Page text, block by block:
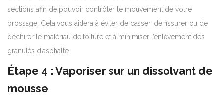
sections afin de pouvoir contrôler le mouvement de votre
brossage. Cela vous aidera à éviter de casser, de fissurer ou de
déchirer le matériau de toiture et à minimiser l’enlèvement des
granulés d’asphalte.
Étape 4 : Vaporiser sur un dissolvant de
mousse